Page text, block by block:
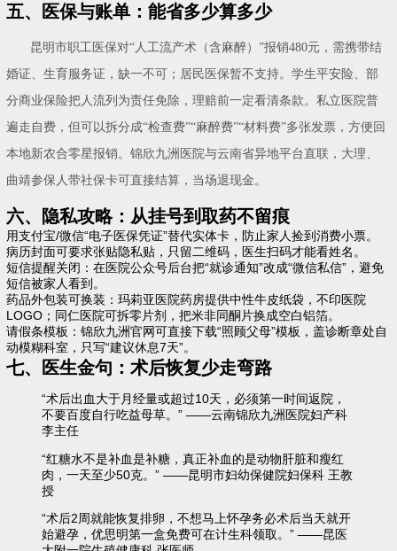
五、医保与账单：能省多少算多少
昆明市职工医保对“人工流产术（含麻醉）”报销480元，需携带结
婚证、生育服务证，缺一不可；居民医保暂不支持。学生平安险、部
分商业保险把人流列为责任免除，理赔前一定看清条款。私立医院普
遍走自费，但可以拆分成“检查费”“麻醉费”“材料费”多张发票，方便回
本地新农合零星报销。锦欣九洲医院与云南省异地平台直联，大理、
曲靖参保人带社保卡可直接结算，当场退现金。
六、隐私攻略：从挂号到取药不留痕
用支付宝/微信“电子医保凭证”替代实体卡，防止家人捡到消费小票。
病历封面可要求张贴隐私贴，只留二维码，医生扫码才能看姓名。
短信提醒关闭：在医院公众号后台把“就诊通知”改成“微信私信”，避免
短信被家人看到。
药品外包装可换装：玛莉亚医院药房提供中性牛皮纸袋，不印医院
LOGO；同仁医院可拆零片剂，把米非同酮片换成空白铝箔。
请假条模板：锦欣九洲官网可直接下载“照顾父母”模板，盖诊断章处自
动模糊科室，只写“建议休息7天”。
七、医生金句：术后恢复少走弯路
“术后出血大于月经量或超过10天，必须第一时间返院，
不要百度自行吃益母草。” ——云南锦欣九洲医院妇产科
李主任
“红糖水不是补血是补糖，真正补血的是动物肝脏和瘦红
肉，一天至少50克。” ——昆明市妇幼保健院妇保科 王教
授
“术后2周就能恢复排卵，不想马上怀孕务必术后当天就开
始避孕，优思明第一盒免费可在计生科领取。” ——昆医